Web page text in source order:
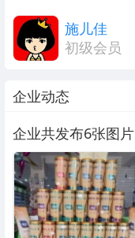
施儿佳
初级会员
企业动态
企业共发布6张图片